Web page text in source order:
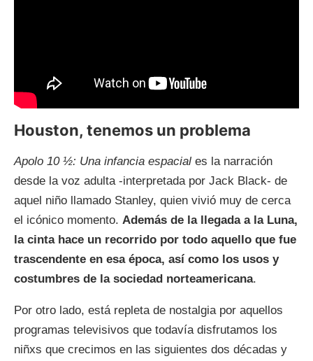
Houston, tenemos un problema
Apolo 10 ½: Una infancia espacial es la narración
desde la voz adulta -interpretada por Jack Black- de
aquel niño llamado Stanley, quien vivió muy de cerca
el icónico momento. Además de la llegada a la Luna,
la cinta hace un recorrido por todo aquello que fue
trascendente en esa época, así como los usos y
costumbres de la sociedad norteamericana.
Por otro lado, está repleta de nostalgia por aquellos
programas televisivos que todavía disfrutamos los
niñxs que crecimos en las siguientes dos décadas y